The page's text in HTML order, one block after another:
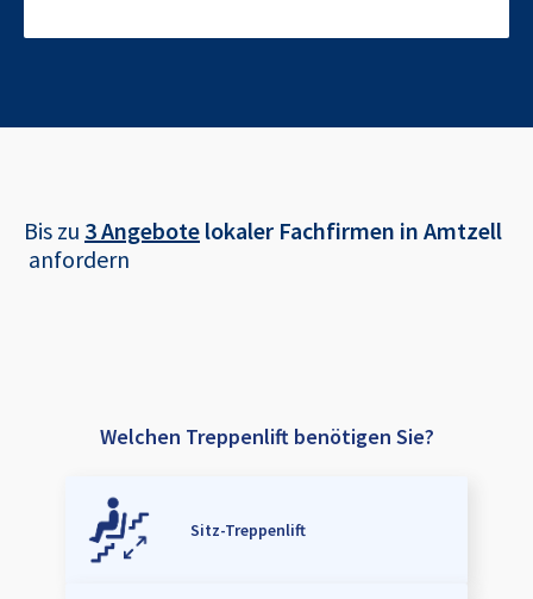
Bis zu 3 Angebote lokaler Fachfirmen in Amtzell
anfordern
Welchen Treppenlift benötigen Sie?
Sitz-Treppenlift